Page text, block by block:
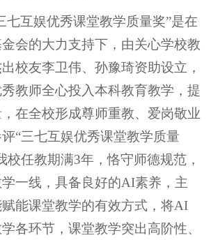
七互娱优秀课堂教学质量奖”是在
会的大力支持下，由关心学校教
校友李卫伟、孙豫琦资助设立，
教师全心投入本科教育教学，提
在全校形成尊师重教、爱岗敬业
“三七互娱优秀课堂教学质量
校任教期满3年，恪守师德规范，
一线，具备良好的AI素养，主
能课堂教学的有效方式，将AI
各环节，课堂教学突出高阶性、